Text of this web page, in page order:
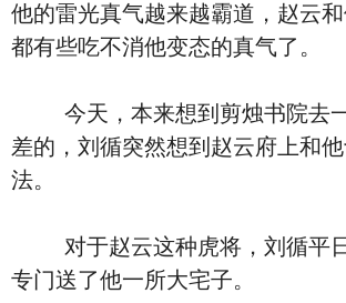
他的雷光真气越来越霸道，赵云和
都有些吃不消他变态的真气了。
今天，本来想到剪烛书院去
差的，刘循突然想到赵云府上和
法。
对于赵云这种虎将，刘循平日
专门送了他一所大宅子。